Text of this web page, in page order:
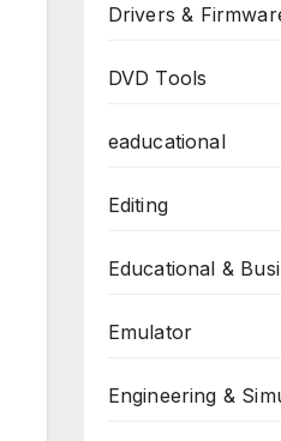
Drivers &
DVD Tools
eaducational
Editing
Educational &
Emulator
Engineering &